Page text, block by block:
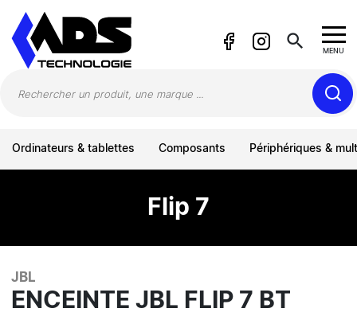
search MENU
Ordinateurs & tablettes Composants Périphériques &
Flip 7
JBL
ENCEINTE JBL FLIP 7 BT